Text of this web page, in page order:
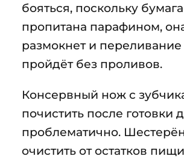
бояться, поскольку бумага
пропитана парафином,
размокнет и
пройдёт без проливов.
Консервный нож с
почистить после готовки
проблематично.
очистить от остатков